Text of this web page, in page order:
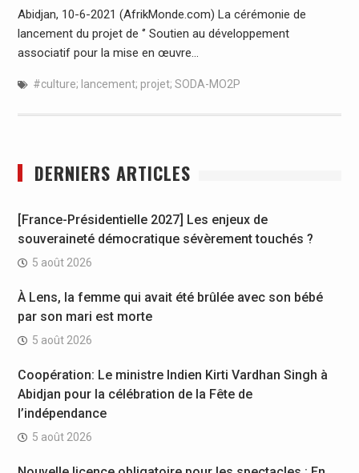
Abidjan, 10-6-2021 (AfrikMonde.com) La cérémonie de
lancement du projet de ‘’ Soutien au développement
associatif pour la mise en œuvre…
#culture; lancement; projet; SODA-MO2P
DERNIERS ARTICLES
[France-Présidentielle 2027] Les enjeux de
souveraineté démocratique sévèrement touchés ?
5 août 2026
À Lens, la femme qui avait été brûlée avec son bébé
par son mari est morte
5 août 2026
Coopération: Le ministre Indien Kirti Vardhan Singh à
Abidjan pour la célébration de la Fête de
l’indépendance
5 août 2026